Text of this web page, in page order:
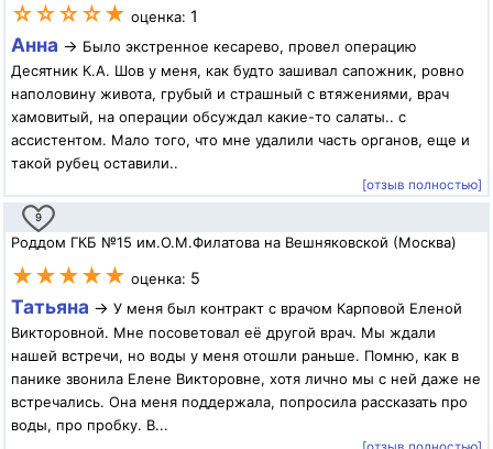
☆☆☆☆★ оценка: 1
Анна → Было экстренное кесарево, провел операцию
Десятник К.А. Шов у меня, как будто зашивал сапожник, ровно
наполовину живота, грубый и страшный с втяжениями, врач
хамовитый, на операции обсуждал какие-то салаты.. с
ассистентом. Мало того, что мне удалили часть органов, еще и
такой рубец оставили..
[отзыв полностью]
9
Роддом ГКБ №15 им.О.М.Филатова на Вешняковской (Москва)
★★★★★ оценка: 5
Татьяна → У меня был контракт с врачом Карповой Еленой
Викторовной. Мне посоветовал её другой врач. Мы ждали
нашей встречи, но воды у меня отошли раньше. Помню, как в
панике звонила Елене Викторовне, хотя лично мы с ней даже не
встречались. Она меня поддержала, попросила рассказать про
воды, про пробку. В...